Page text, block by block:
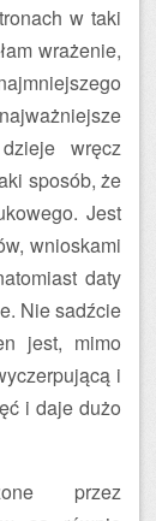
w taki
wrażenie,
wręcz
sposób, że
Jest
wnioskami
daty
Nie sadźcie
jest, mimo
i
i daje dużo
przez